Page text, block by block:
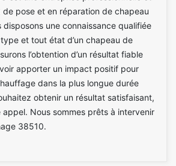
pose et en réparation de chapeau
disposons une connaissance qualifiée
et tout état d’un chapeau de
l’obtention d’un résultat fiable
apporter un impact positif pour
dans la plus longue durée
obtenir un résultat satisfaisant,
appel. Nous sommes prêts à intervenir
38510.